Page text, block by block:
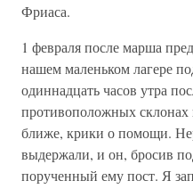
Фриаса.
1 февраля после марша
нашем маленьком лагере
одиннадцать часов утра
противоположных
ближе, крики о помощи.
выдержали, и он, бросив
порученный ему пост. Я